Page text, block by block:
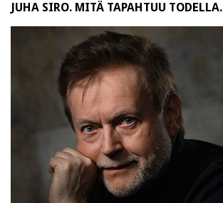
JUHA SIRO. MITÄ TAPAHTUU TODELLA.